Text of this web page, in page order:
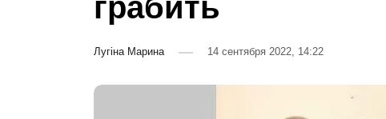
грабить
Лугіна Марина 14 сентября 2022, 14:22